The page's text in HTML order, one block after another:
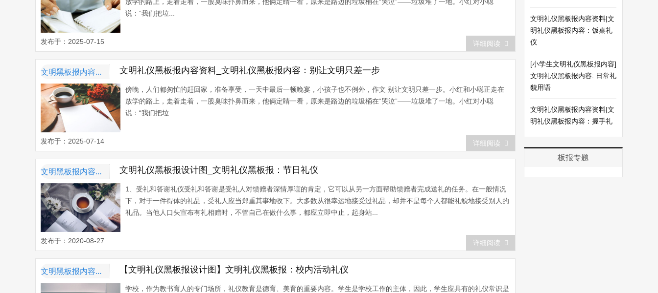
说：“我们把垃...
发布于：2025-07-15 详细阅读
文明黑板报内容资料 文明礼仪黑板报内容资料_文明礼仪黑板报内容：别让文明只差一步
傍晚，人们都匆忙的赶回家，准备享受，一天中最后一顿晚宴，小孩子也不例外，作文 别让文明只差一步。小红和小聪正走在
放学的路上，走着走着，一股臭味扑鼻而来，他俩定睛一看，原来是路边的垃圾桶在“哭泣”——垃圾堆了一地。小红对小聪
说：“我们把垃...
发布于：2025-07-14 详细阅读
文明黑板报内容资料 文明礼仪黑板报设计图_文明礼仪黑板报：节日礼仪
1、受礼和答谢礼仪受礼和答谢是受礼人对馈赠者深情厚谊的肯定，它可以从另一方面帮助馈赠者完成送礼的任务。在一般情况
下，对于一件得体的礼品，受礼人应当郑重其事地收下。大多数从很幸运地接受过礼品，却并不是每个人都能礼貌地接受别人的
礼品。当他人口头宣布有礼相赠时，不管自己在做什么事，都应立即中止，起身站...
发布于：2020-08-27 详细阅读
文明黑板报内容资料 【文明礼仪黑板报设计图】文明礼仪黑板报：校内活动礼仪
学校，作为教书育人的专门场所，礼仪教育是德育、美育的重要内容。学生是学校工作的主体，因此，学生应具有的礼仪常识是
文明礼仪黑板报内容资料|文
明礼仪黑板报内容：饭桌礼
仪
[小学生文明礼仪黑板报内容]
文明礼仪黑板报内容: 日常礼
貌用语
文明礼仪黑板报内容资料|文
明礼仪黑板报内容：握手礼
板报专题